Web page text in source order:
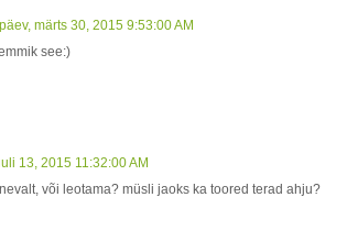
märts 30, 2015 9:53:00 AM
see:)
13, 2015 11:32:00 AM
või leotama? müsli jaoks ka toored terad ahju?